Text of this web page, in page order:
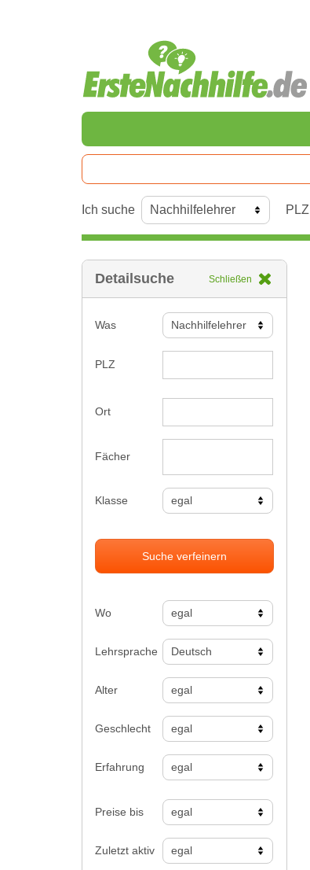
Ich suche PLZ
Detailsuche Schließen
Was
PLZ
Ort
Fächer
Klasse
Suche verfeinern
Wo
Lehrsprache
Alter
Geschlecht
Erfahrung
Preise bis
Zuletzt aktiv